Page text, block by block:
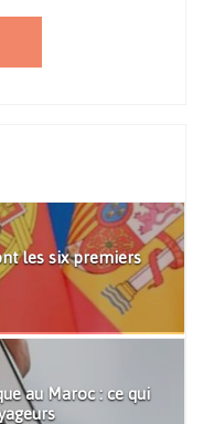
les six premiers
au Maroc : ce qui